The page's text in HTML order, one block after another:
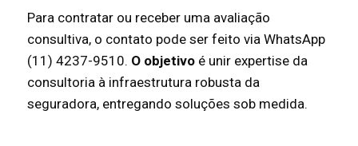
Para contratar ou receber uma avaliação
consultiva, o contato pode ser feito via WhatsApp
(11) 4237-9510. O objetivo é unir expertise da
consultoria à infraestrutura robusta da
seguradora, entregando soluções sob medida.